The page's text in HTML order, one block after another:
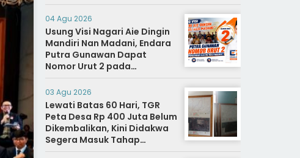
04 Agu 2026
Usung Visi Nagari Aie Dingin
Mandiri Nan Madani, Endara
Putra Gunawan Dapat
Nomor Urut 2 pada
Penetapan Calon Wali
Nagari.
03 Agu 2026
Lewati Batas 60 Hari, TGR
Peta Desa Rp 400 Juta Belum
Dikembalikan, Kini Didakwa
Segera Masuk Tahap
Penyidikan